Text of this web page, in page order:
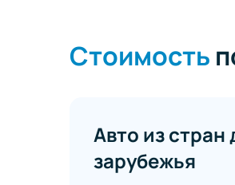
Стоимость
Авто из стран
зарубежья